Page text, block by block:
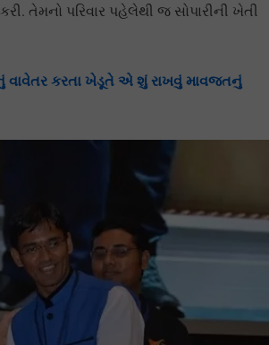
તેમનો પરિવાર પહેલેથી જ સોપારીની ખેતી
કરતા ખેડૂતે એ શું રાખવું માવજતનું